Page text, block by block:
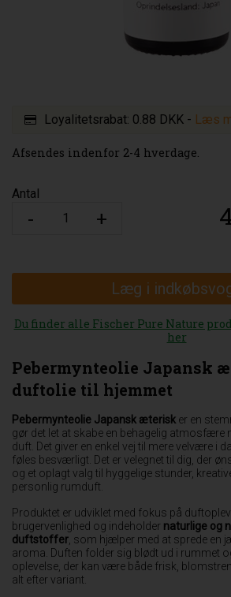
Loyalitetsrabat: 0.88 DKK - Læs
Afsendes indenfor 2-4 hverdage.
Antal
Læg i
Du finder alle Fischer Pure Nature
her
Pebermynteolie Japansk
duftolie til hjemmet
Pebermynteolie Japansk æterisk er en
gør det let at skabe en behagelig atmosfære
duft. Det giver en enkel vej til mere velvære i
føles besværligt. Det er velegnet til dig, der
og et oplagt valg til hyggelige stunder,
personlig rumduft.
Produktet er udviklet med fokus på
brugervenlighed og indeholder naturlige og
duftstoffer , som hjælper med at sprede en
aroma. Duften folder sig blødt ud i rummet
oplevelse, der kan være både frisk,
alt efter variant.